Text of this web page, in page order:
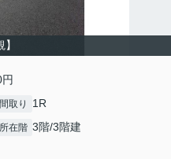
】
間取り 1R
所在階 3階/3階建